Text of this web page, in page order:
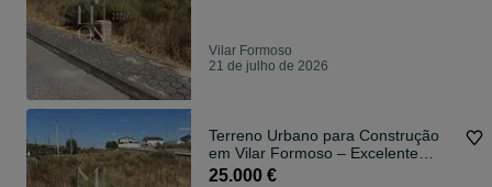
Vilar Formoso
21 de julho de 2026
Terreno Urbano para Construção
em Vilar Formoso – Excelente
Oportunida
25.000 €